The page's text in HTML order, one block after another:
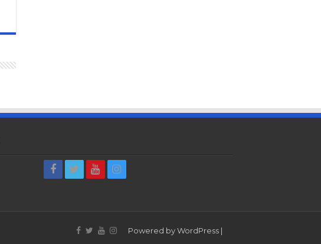
Powered byWordPress |